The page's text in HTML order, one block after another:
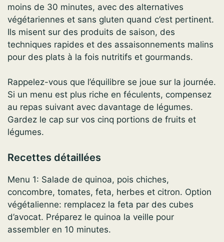
moins de 30 minutes, avec des alternatives
végétariennes et sans gluten quand c’est pertinent.
Ils misent sur des produits de saison, des
techniques rapides et des assaisonnements malins
pour des plats à la fois nutritifs et gourmands.
Rappelez-vous que l’équilibre se joue sur la journée.
Si un menu est plus riche en féculents, compensez
au repas suivant avec davantage de légumes.
Gardez le cap sur vos cinq portions de fruits et
légumes.
Recettes détaillées
Menu 1: Salade de quinoa, pois chiches,
concombre, tomates, feta, herbes et citron. Option
végétalienne: remplacez la feta par des cubes
d’avocat. Préparez le quinoa la veille pour
assembler en 10 minutes.